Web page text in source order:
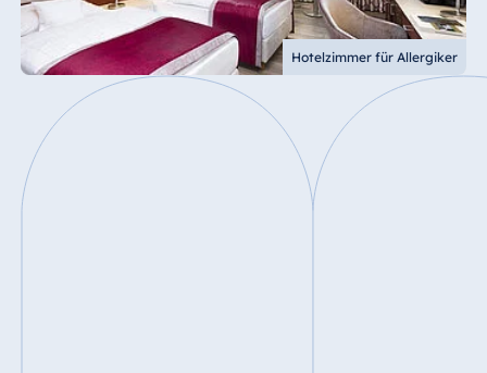
Hotelzimmer für Allergiker